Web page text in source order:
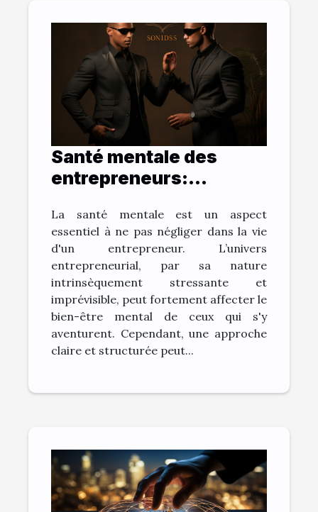
Santé mentale des
entrepreneurs:
claire aide à combattre
le stress
La santé mentale est un aspect
essentiel à ne pas négliger dans la vie
d'un entrepreneur. L’univers
entrepreneurial, par sa nature
intrinsèquement stressante et
imprévisible, peut fortement affecter le
bien-être mental de ceux qui s'y
aventurent. Cependant, une approche
claire et structurée peut...